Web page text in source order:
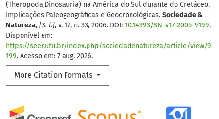
(Theropoda,Dinosauria) na América do Sul durante do Cretáceo.
Implicações Paleogeográficas e Geocronológicas. Sociedade &
Natureza, [S. l.], v. 17, n. 33, 2006. DOI: 10.14393/SN-v17-2005-9199.
Disponível em:
https://seer.ufu.br/index.php/sociedadenatureza/article/view/9
199. Acesso em: 7 aug. 2026.
More Citation Formats